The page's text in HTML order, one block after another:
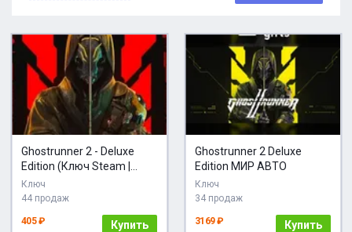
Ghostrunner 2 - Deluxe
Edition (Ключ Steam |
РФ+СНГ)
Ключ
44 продаж
405 ₽ Купить
Ghostrunner 2 Deluxe
Edition МИР АВТО
Ключ
34 продаж
3169 ₽ Купить